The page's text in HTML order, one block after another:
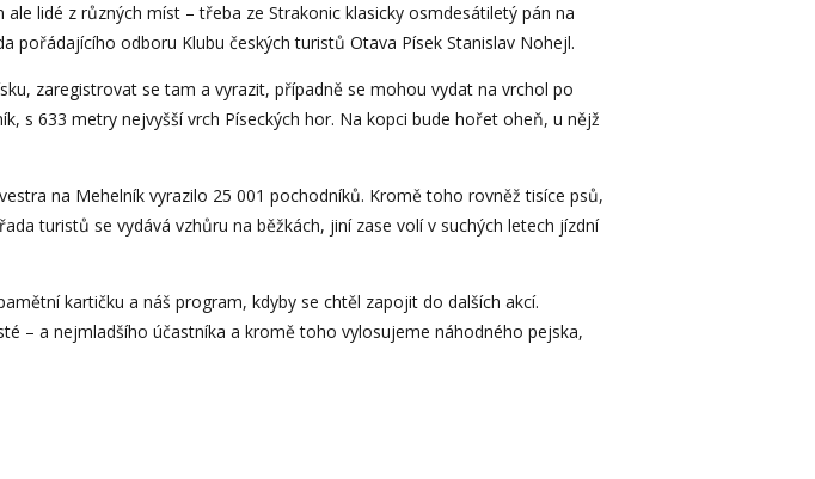
lidé z různých míst – třeba ze Strakonic klasicky osmdesátiletý pán na
pořádajícího odboru Klubu českých turistů Otava Písek Stanislav Nohejl.
zaregistrovat se tam a vyrazit, případně se mohou vydat na vrchol po
s 633 metry nejvyšší vrch Píseckých hor. Na kopci bude hořet oheň, u nějž
na Mehelník vyrazilo 25 001 pochodníků. Kromě toho rovněž tisíce psů,
turistů se vydává vzhůru na běžkách, jiní zase volí v suchých letech jízdní
kartičku a náš program, kdyby se chtěl zapojit do dalších akcí.
– a nejmladšího účastníka a kromě toho vylosujeme náhodného pejska,